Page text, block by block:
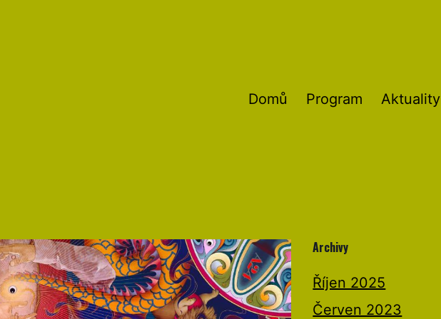
Domů Program Aktuality
Archivy
Říjen 2025
Červen 2023